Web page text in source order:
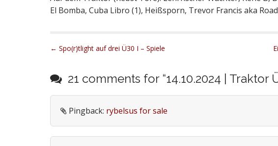
El Bomba, Cuba Libro (1), Heißsporn, Trevor Francis aka
P
s
n
v
i
← Spo(r)tlight auf drei Ü30 I – Spiele
21 comments for “14.10.2024 | Traktor
Pingback: rybelsus for sale